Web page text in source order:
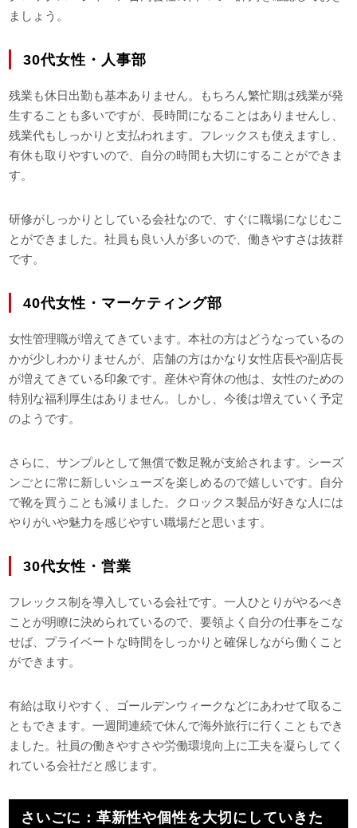
ましょう。
30代女性・人事部
残業も休日出勤も基本ありません。もちろん繁忙期は残業が発
生することも多いですが、長時間になることはありませんし、
残業代もしっかりと支払われます。フレックスも使えますし、
有休も取りやすいので、自分の時間も大切にすることができま
す。
研修がしっかりとしている会社なので、すぐに職場になじむこ
とができました。社員も良い人が多いので、働きやすさは抜群
です。
40代女性・マーケティング部
女性管理職が増えてきています。本社の方はどうなっているの
かが少しわかりませんが、店舗の方はかなり女性店長や副店長
が増えてきている印象です。産休や育休の他は、女性のための
特別な福利厚生はありません。しかし、今後は増えていく予定
のようです。
さらに、サンプルとして無償で数足靴が支給されます。シーズ
ンごとに常に新しいシューズを楽しめるので嬉しいです。自分
で靴を買うことも減りました。クロックス製品が好きな人には
やりがいや魅力を感じやすい職場だと思います。
30代女性・営業
フレックス制を導入している会社です。一人ひとりがやるべき
ことが明瞭に決められているので、要領よく自分の仕事をこな
せば、プライベートな時間をしっかりと確保しながら働くこと
ができます。
有給は取りやすく、ゴールデンウィークなどにあわせて取るこ
ともできます。一週間連続で休んで海外旅行に行くこともでき
ました。社員の働きやすさや労働環境向上に工夫を凝らしてく
れている会社だと感じます。
さいごに：革新性や個性を大切にしていきた